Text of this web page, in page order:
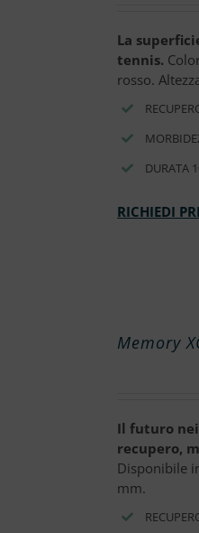
La
tennis.
rosso.
DURATA
RICHIEDI
Memory
Il futuro
recupero,
Disponibile
mm.